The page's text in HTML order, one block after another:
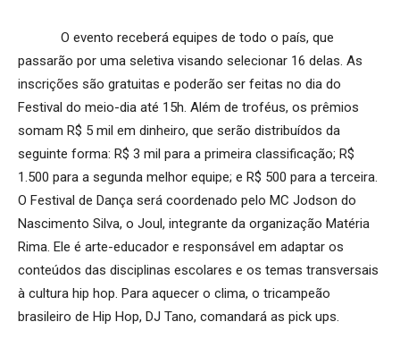
O evento receberá equipes de todo o país, que
passarão por uma seletiva visando selecionar 16 delas. As
inscrições são gratuitas e poderão ser feitas no dia do
Festival do meio-dia até 15h. Além de troféus, os prêmios
somam R$ 5 mil em dinheiro, que serão distribuídos da
seguinte forma: R$ 3 mil para a primeira classificação; R$
1.500 para a segunda melhor equipe; e R$ 500 para a terceira.
O Festival de Dança será coordenado pelo MC Jodson do
Nascimento Silva, o Joul, integrante da organização Matéria
Rima. Ele é arte-educador e responsável em adaptar os
conteúdos das disciplinas escolares e os temas transversais
à cultura hip hop. Para aquecer o clima, o tricampeão
brasileiro de Hip Hop, DJ Tano, comandará as pick ups.